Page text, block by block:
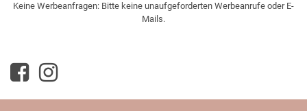
Keine Werbeanfragen: Bitte keine unaufgeforderten Werbeanrufe oder E-
Mails.